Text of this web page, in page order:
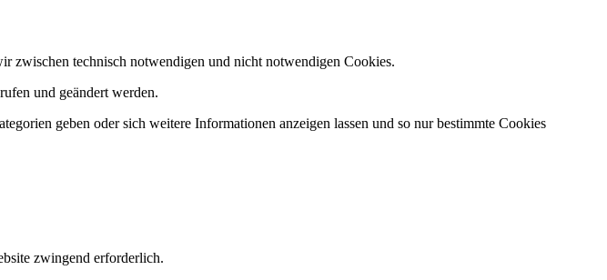
zwischen technisch notwendigen und nicht notwendigen Cookies.
und geändert werden.
geben oder sich weitere Informationen anzeigen lassen und so nur bestimmte Cookies
zwingend erforderlich.